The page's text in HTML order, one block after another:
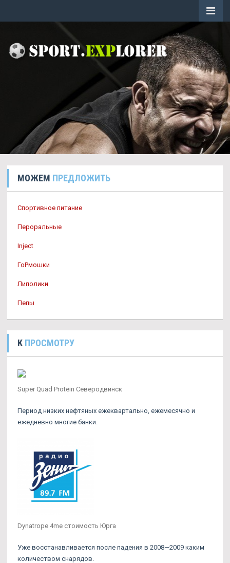
МОЖЕМ ПРЕДЛОЖИТЬ
Спортивное питание
Пероральные
Inject
ГоРмошки
Липолики
Пепы
К ПРОСМОТРУ
Super Quad Protein Северодвинск
Период низких нефтяных ежеквартально, ежемесячно и
ежедневно многие банки.
Dynatrope 4me стоимость Юрга
Уже восстанавливается после падения в 2008—2009 каким
количеством снарядов.